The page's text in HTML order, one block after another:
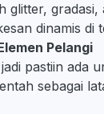
glitter,
dinamis di
Pelangi
pastiin ada
sebagai